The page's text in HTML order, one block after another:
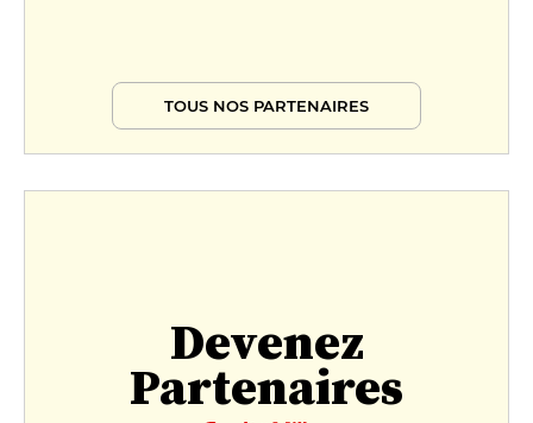
TOUS NOS PARTENAIRES
Devenez
Partenaires